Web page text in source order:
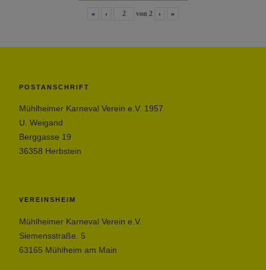
« ‹ von 2 › »
POSTANSCHRIFT
Mühlheimer Karneval Verein e.V. 1957
U. Weigand
Berggasse 19
36358 Herbstein
VEREINSHEIM
Mühlheimer Karneval Verein e.V.
Siemensstraße. 5
63165 Mühlheim am Main